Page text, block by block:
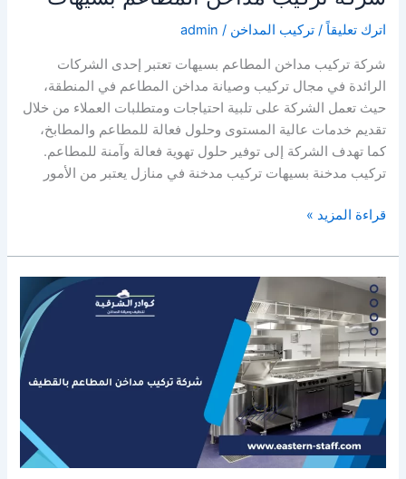
اترك تعليقاً /تركيب المداخن /
admin
شركة تركيب مداخن المطاعم بسيهات تعتبر إحدى الشركات
الرائدة في مجال تركيب وصيانة مداخن المطاعم في المنطقة،
حيث تعمل الشركة على تلبية احتياجات ومتطلبات العملاء من خلال
تقديم خدمات عالية المستوى وحلول فعالة للمطاعم والمطابخ،
كما تهدف الشركة إلى توفير حلول تهوية فعالة وآمنة للمطاعم.
تركيب مدخنة بسيهات تركيب مدخنة في منازل يعتبر من الأمور
شركة
مداخن
المطاعم
بسيهات
قراءة المزيد »